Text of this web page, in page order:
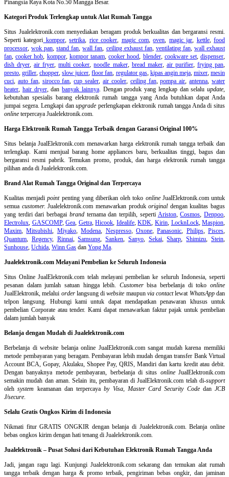
Pinangsia Raya Kota No.50 Mangga Besar.
Kategori Produk Terlengkap untuk Alat Rumah Tangga
Situs Jualelektronik.com menyediakan beragam produk berkualitas dan bergaransi resmi.
Seperti kategori kompor,setrika rice cooker magic com,oven magic jar kettle,food
processor ,wok pan ,stand fan ,wall fan ceiling exhaust fan, ventilating fan, wall exhaust
fan ,cooker hob kompor, kompor tanam,cooker hood blender, cookware set,dispenser
dish dryer ,air fryer ,multi cooker ,noodle maker, bread maker, air purifier, frying pan
presto ,griller ,chopper ,slow juicer ,floor fan regulator gas, kipas angin meja, mixer,mesin
cuci auto fan, sirocco fan ,cup sealer ,air cooler, ceiling fan,pompa air ,antenna ,water
heater hair dryer, dan banyak lainnya. Dengan produk yang lengkap dan selalu update
kebutuhan spesialis barang elektronik rumah tangga yang Anda butuhkan dapat Anda
jumpai segera. Lengkapi danupgrade perlengkapan elektronik rumah tangga Anda di situs
online terpercaya Jualelektronik.com.
Harga Elektronik Rumah Tangga Terbaik dengan Garansi Original 100%
Situs belanjaJualElektronik.com menawarkan harga elektronik rumah tangga terbaik dan
terlengkap. Kami menjual barang home appliances baru, berkualitas tinggi, bagus dan
bergaransi resmi pabrik. Temukan promo, produk, dan harga elektronik rumah tangga
pilihan anda di Jualelektronik.com.
Brand Alat Rumah Tangga Original dan Terpercaya
Kualitas menjadipointpenting yang diberikan oleh toko onlineJualElektronik.com untuk
semua customer. Jualelektronik.com menawarkan produkoriginal dengan kualitas bagus
yang terdiri dari berbagai brandternama dan terpilih, seperti Ariston,Cosmos ,Denpoo
Electrolux GASCOMP,Gea Getra,Hicook Idealife,KDK Kirin, LocknLock,Maspion
Maxim ,Mitsubishi Miyako,Modena Nespresso, Oxone,Panasonic Philips, Pisces
Quantum
Regency, Rinnai,Samsung ,Sanken Sanyo, Sekai,Sharp ,Shimizu ,Stein
Sunhouse Uchida Winn Gas dan Yong Ma
Jualelektronik.com Melayani Pembelian ke Seluruh Indonesia
Situs Online JualElektronik.com telah melayani pembelian ke seluruh Indonesia, seperti
pesanan dalam jumlah satuan hingga lebih. Customerbisa berbelanja di tokoonline
JualElektronik, melalui orderlangsung diwebsite maupun via contactlewat WhatsAppdan
telpon langsung
Hubungi kami untuk dapat mendapatkan penawaran khusus untuk
pembelian Corporate atau tender. Kami dapat menawarkan faktur pajak untuk pembelian
dalam jumlah banyak
Belanja dengan Mudah di Jualelektronik.com
Berbelanja diwebsite belanja online JualElektronik.com sangat mudah karena memiliki
metode pembayaran yang beragam. Pembayaran lebih mudah dengan transfer Bank Virtual
Account BCA, Gopay, Akulaku, Shopee Pay, QRIS, Mandiri dan kartu kredit atau debit.
Dengan banyaknya metode pembayaran, berbelanja di situs onlineJualElektronik.com
semakin mudah dan aman. Selain itu, pembayaran di JualElektronik.com telah di-support
olehsystem keamanan dan terpercayaby Visa, Master Card Security Codedan JCB
J/secure
Selalu Gratis Ongkos Kirim di Indonesia
Nikmati fitur GRATIS ONGKIR dengan belanja di Jualelektronik.com. Belanja online
bebas ongkos kirim dengan hati tenang di Jualelektronik.com.
Jualelektronik – Pusat Solusi dari Kebutuhan Elektronik Rumah Tangga Anda
Jadi, jangan ragu lagi. Kunjungi Jualelektronik.com sekarang dan temukan alat rumah
tangga terbaik dengan harga & promo terbaik, pengiriman bebas ongkir, dan jaminan